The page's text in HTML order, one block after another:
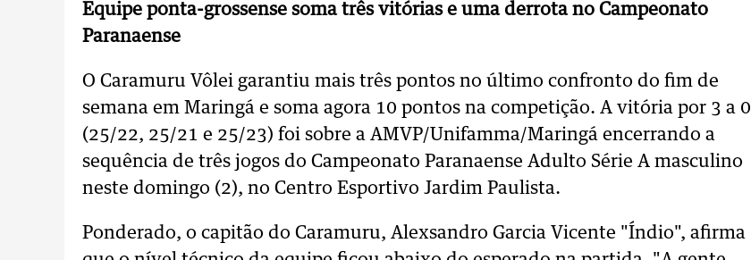
Equipe ponta-grossense soma três vitórias e uma derrota no Campeonato
Paranaense
O Caramuru Vôlei garantiu mais três pontos no último confronto do fim de
semana em Maringá e soma agora 10 pontos na competição. A vitória por 3 a 0
(25/22, 25/21 e 25/23) foi sobre a AMVP/Unifamma/Maringá encerrando a
sequência de três jogos do Campeonato Paranaense Adulto Série A masculino
neste domingo (2), no Centro Esportivo Jardim Paulista.
Ponderado, o capitão do Caramuru, Alexsandro Garcia Vicente "Índio", afirma